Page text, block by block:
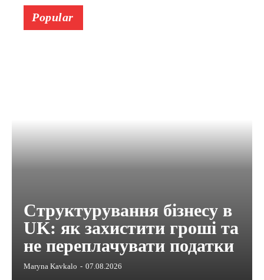
Popular
Структурування бізнесу в
UK: як захистити гроші та
не переплачувати податки
Maryna Kavkalo - 07.08.2026